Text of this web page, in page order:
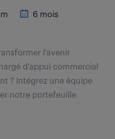
6 mois
l'avenir
d'appui commercial
? Intégrez une équipe
notre portefeuille